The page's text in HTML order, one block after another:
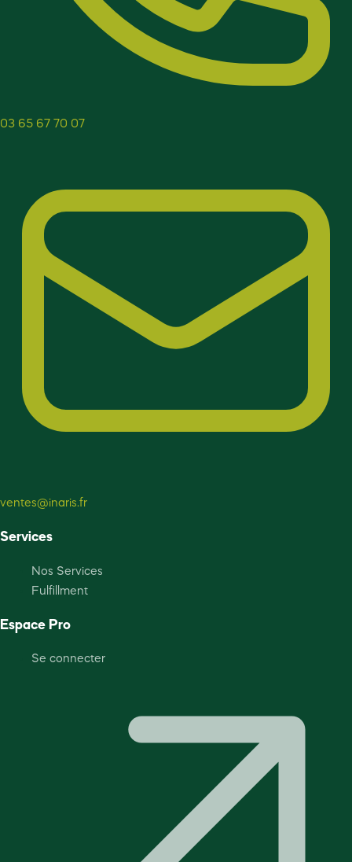
03 65 67 70 07
ventes@inaris.fr
Services
Nos Services
Fulfillment
Espace Pro
Se connecter